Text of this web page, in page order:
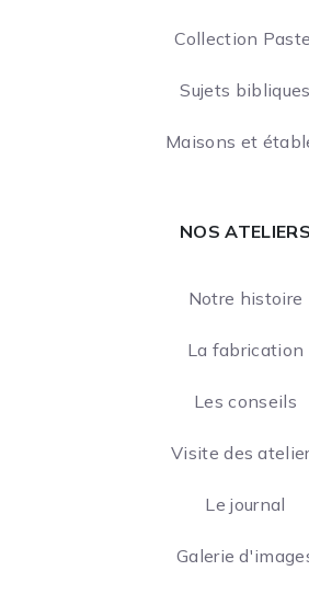
Collection
Sujets bibliques
Maisons et
NOS ATELIERS
Notre histoire
La fabrication
Les conseils
Visite des
Le journal
Galerie